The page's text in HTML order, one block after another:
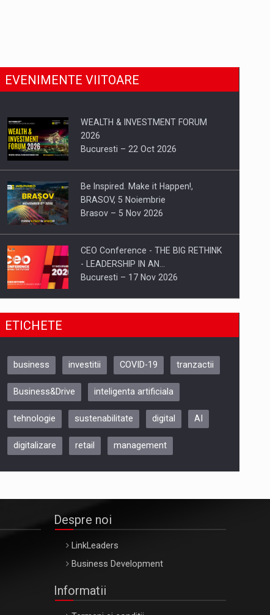
EVENIMENTE VIITOARE
WEALTH & INVESTMENT FORUM
2026
Bucuresti – 22 Oct 2026
Be Inspired. Make it Happen!,
BRASOV, 5 Noiembrie
Brasov – 5 Nov 2026
CEO Conference - THE BIG RETHINK
- LEADERSHIP IN AN…
Bucuresti – 17 Nov 2026
Be Inspired. Make it Happen!, CLUJ, 9
ARTEMIS LETO, ORADEA, 8
Oradea – 8 Oct 2026
ETICHETE
business investitii COVID-19 tranzactii
Business&Drive inteligenta artificiala
tehnologie sustenabilitate digital AI
digitalizare retail management
Despre noi
LinkLeaders
Business Development
Informatii